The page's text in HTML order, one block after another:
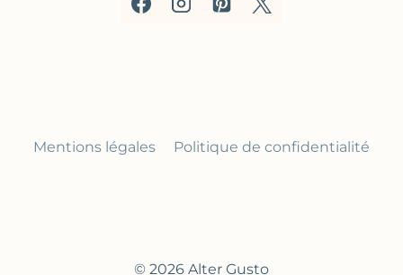
Mentions légales Politique de confidentialité
© 2026 Alter Gusto